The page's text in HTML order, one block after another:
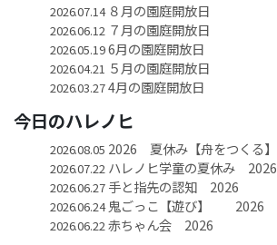
2026.07.14８月の園庭開放日
2026.06.12７月の園庭開放日
2026.05.196月の園庭開放日
2026.04.21 ５月の園庭開放日
2026.03.274月の園庭開放日
今日のハレノヒ
2026.08.05 2026 夏休み【舟をつくる】
2026.07.22ハレノヒ学童の夏休み 2026
2026.06.27手と指先の認知 2026
2026.06.24鬼ごっこ【遊び】 2026
2026.06.22赤ちゃん会 2026